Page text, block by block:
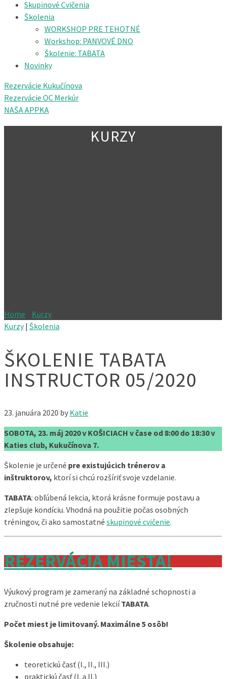
Skupinové Cvičenia
Školenia
WORKSHOP PRE TEHOTNÉ
Workshop: PANVOVÉ DNO
Školenie: TABATA
Novinky
Rezervácie Kukučínova
Rezervácie OC Merkúr
NAŠA APPKA
KURZY
Home Kurzy
Kurzy| Školenia
ŠKOLENIE TABATA
INSTRUCTOR 05/2020
23. januára 2020 by Katie
SOBOTA, 23. máj 2020 v KOŠICIACH v čase od 8:00 do 18:30 v
Katies club, Kukučínova 7.
Školenie je určené pre existujúcich trénerov a
inštruktorov, ktorí si chcú rozšíriť svoje vzdelanie.
TABATA: obľúbená lekcia, ktorá krásne formuje postavu a
zlepšuje kondíciu. Vhodná na použitie počas osobných
tréningov, či ako samostatné skupinové cvičenie.
REZERVÁCIA MIESTA!
Výukový program je zameraný na základné schopnosti a
zručnosti nutné pre vedenie lekciíTABATA.
Počet miest je limitovaný. Maximálne 5 osôb!
Školenie obsahuje:
teoretickú časť (I., II., III.)
praktickú časť (I. a II.)